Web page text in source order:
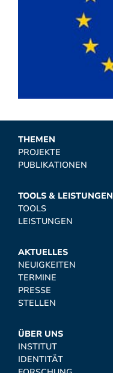
THEMEN
PROJEKTE
PUBLIKATIONEN
TOOLS & LEISTUNGEN
TOOLS
LEISTUNGEN
AKTUELLES
NEUIGKEITEN
TERMINE
PRESSE
STELLEN
ÜBER UNS
INSTITUT
IDENTITÄT